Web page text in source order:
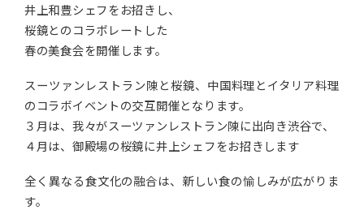
井上和豊シェフをお招きし、
桜鏡とのコラボレートした
春の美食会を開催します。
スーツァンレストラン陳と桜鏡、中国料理とイタリア料理
のコラボイベントの交互開催となります。
３月は、我々がスーツァンレストラン陳に出向き渋谷で、
４月は、御殿場の桜鏡に井上シェフをお招きします
全く異なる食文化の融合は、新しい食の愉しみが広がりま
す。